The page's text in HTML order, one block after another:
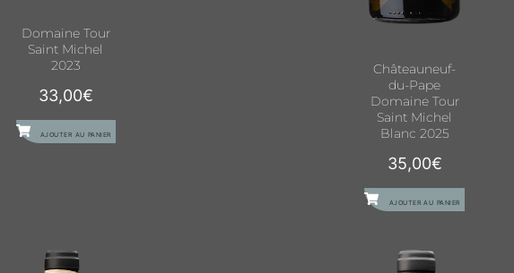
Domaine Tour
Saint Michel
2023
33,00€
AJOUTER AU PANIER
Châteauneuf-
du-Pape
Domaine Tour
Saint Michel
Blanc 2025
35,00€
AJOUTER AU PANIER